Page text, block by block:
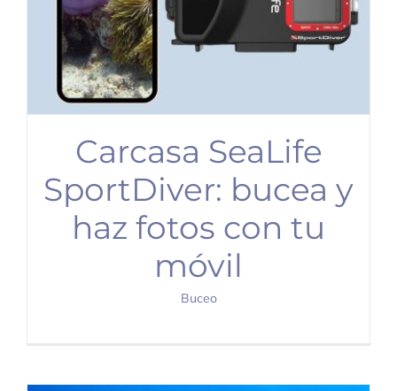
Carcasa SeaLife
SportDiver: bucea y
haz fotos con tu
móvil
Buceo